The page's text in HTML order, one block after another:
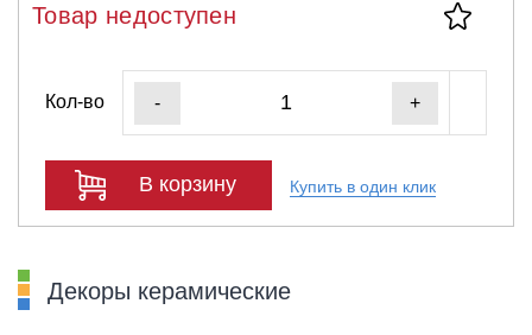
Товар недоступен
Кол-во - +
В корзину Купить в один клик
Декоры керамические